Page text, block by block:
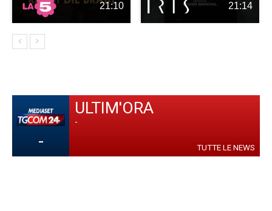
21:10 21:14
-
ULTIM'ORA
-
TUTTE LE NEWS